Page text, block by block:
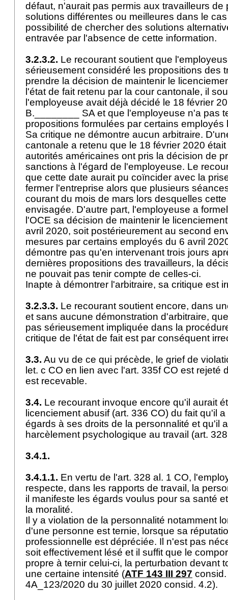
défaut, n'aurait pas permis aux travailleurs de
solutions différentes ou meilleures dans le
possibilité de chercher des solutions
entravée par l'absence de cette information.
3.2.3.2. Le recourant soutient que
sérieusement considéré les propositions des
prendre la décision de maintenir le
l'état de fait retenu par la cour cantonale, il
l'employeuse avait déjà décidé le 18 février
B.________ SA et que l'employeuse n'a pas
propositions formulées par certains
Sa critique ne démontre aucun arbitraire.
cantonale a retenu que le 18 février 2020
autorités américaines ont pris la décision de
sanctions à l'égard de l'employeuse. Le
que cette date aurait pu coïncider avec la
fermer l'entreprise alors que plusieurs
courant du mois de mars lors desquelles
envisagée. D'autre part, l'employeuse a
l'OCE sa décision de maintenir le
avril 2020, soit postérieurement au second
mesures par certains employés du 6 avril
démontre pas qu'en intervenant trois jours
dernières propositions des travailleurs, la
ne pouvait pas tenir compte de celles-ci.
Inapte à démontrer l'arbitraire, sa critique est
3.2.3.3. Le recourant soutient encore, dans
et sans aucune démonstration d'arbitraire,
pas sérieusement impliquée dans la
critique de l'état de fait est par conséquent
3.3. Au vu de ce qui précède, le grief de
let. c CO en lien avec l'art. 335f CO est rejeté
est recevable.
3.4. Le recourant invoque encore qu'il aurait
licenciement abusif (art. 336 CO) du fait qu'il
égards à ses droits de la personnalité et qu'il
harcèlement psychologique au travail (art.
3.4.1.
3.4.1.1. En vertu de l'art. 328 al. 1 CO,
respecte, dans les rapports de travail, la
il manifeste les égards voulus pour sa santé
la moralité.
Il y a violation de la personnalité notamment
d'une personne est ternie, lorsque sa
professionnelle est dépréciée. Il n'est pas
soit effectivement lésé et il suffit que le
propre à ternir celui-ci, la perturbation devant
une certaine intensité (ATF 143 III 297
4A_123/2020 du 30 juillet 2020 consid. 4.2).